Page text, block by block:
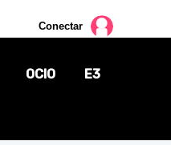
Conectar
OCIO E3